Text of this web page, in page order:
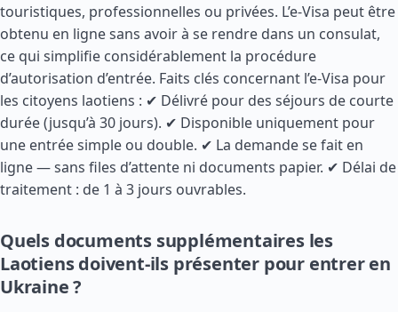
touristiques, professionnelles ou privées. L’e-Visa peut être
obtenu en ligne sans avoir à se rendre dans un consulat,
ce qui simplifie considérablement la procédure
d’autorisation d’entrée. Faits clés concernant l’e-Visa pour
les citoyens laotiens : ✔ Délivré pour des séjours de courte
durée (jusqu’à 30 jours). ✔ Disponible uniquement pour
une entrée simple ou double. ✔ La demande se fait en
ligne — sans files d’attente ni documents papier. ✔ Délai de
traitement : de 1 à 3 jours ouvrables.
Quels documents supplémentaires les
Laotiens doivent-ils présenter pour entrer en
Ukraine ?